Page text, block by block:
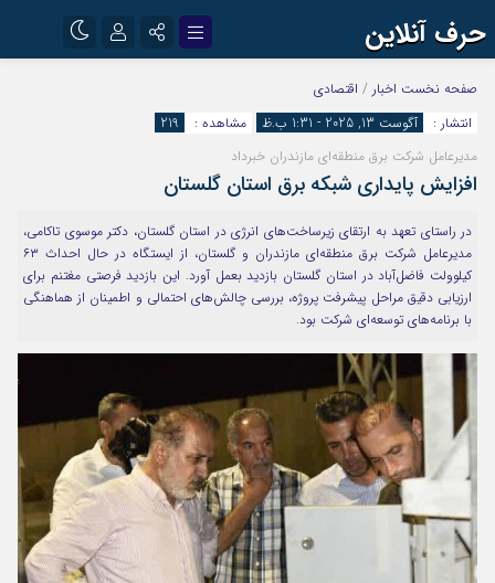
حرف آنلاین
اینستاگرام
آپارات
رمز عبور
مرا به خاطر بسپار
صفحه نخست اخبار / اقتصادی
انتشار :
آگوست 13, 2025 - 1:31 ب.ظ مشاهده :
219
مدیرعامل شرکت برق منطقه‌ای مازندران خبرداد
افزایش پایداری شبکه برق استان گلستان
در راستای تعهد به ارتقای زیرساخت‌های انرژی در استان گلستان، دکتر موسوی تاکامی،
مدیرعامل شرکت برق منطقه‌ای مازندران و گلستان، از ایستگاه در حال احداث ۶۳
کیلوولت فاضل‌آباد در استان گلستان بازدید بعمل آورد. این بازدید فرصتی مغتنم برای
ارزیابی دقیق مراحل پیشرفت پروژه، بررسی چالش‌های احتمالی و اطمینان از هماهنگی
با برنامه‌های توسعه‌ای شرکت بود.